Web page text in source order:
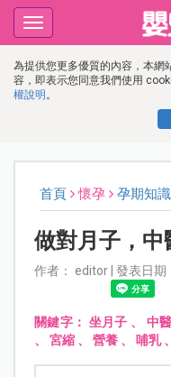
為提供您更多優質的內容，本網
容，即表示您同意我們使用
權說明 。
Toggle
navigation
首頁 懷孕 孕期知識
做對月子，
作者： editor | 發表日
關鍵字： 坐月子 、 中醫
、 宮縮、 營養、 哺乳、